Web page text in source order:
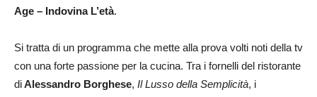
Age – Indovina L’età.
Si tratta di un programma che mette alla prova volti noti della tv
con una forte passione per la cucina. Tra i fornelli del ristorante
diAlessandro Borghese, Il Lusso della Semplicità, i